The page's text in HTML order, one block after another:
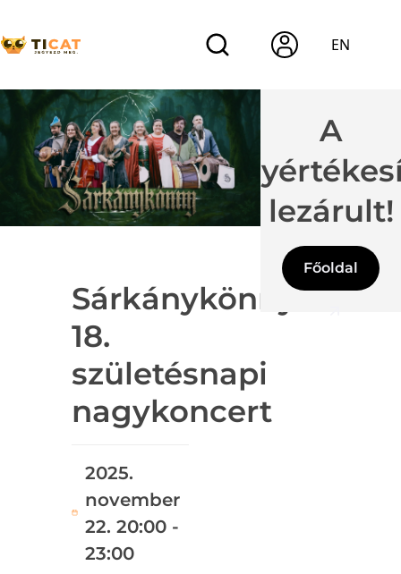
EN
Sárkánykönny
18.
születésnapi
nagykoncert
2025.
november
22. 20:00 -
23:00
A
lezárult!
Főoldal